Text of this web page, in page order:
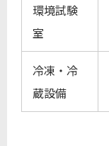
環境試験
室
冷凍・冷
蔵設備